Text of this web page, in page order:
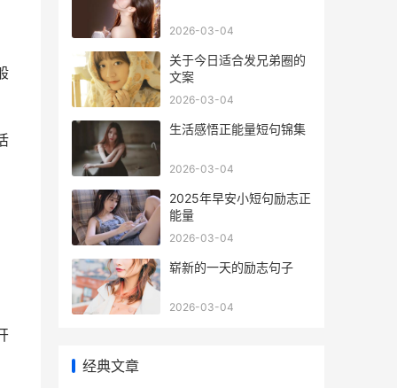
2026-03-04
​关于今日适合发兄弟圈的
文案
2026-03-04
​生活感悟正能量短句锦集
2026-03-04
​2025年早安小短句励志正
能量
2026-03-04
​崭新的一天的励志句子
2026-03-04
经典文章